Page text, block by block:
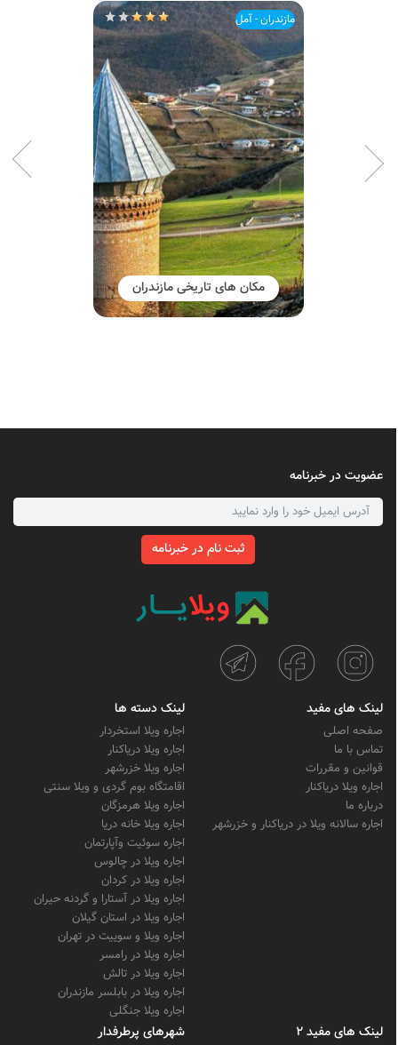
مازندران - آمل
مکان های تاریخی مازندران
عضویت در خبرنامه
ثبت نام در خبرنامه
لینک های مفید
صفحه اصلی
تماس با ما
قوانین و مقررات
اجاره ویلا دریاکنار
درباره ما
اجاره سالانه ویلا در دریاکنار و خزرشهر
لینک دسته ها
اجاره ویلا استخردار
اجاره ویلا دریاکنار
اجاره ویلا خزرشهر
اقامتگاه بوم گردی و ویلا سنتی
اجاره ویلا هرمزگان
اجاره ویلا خانه دریا
اجاره سوئیت وآپارتمان
اجاره ویلا در چالوس
اجاره ویلا در کردان
اجاره ویلا در آستارا و گردنه حیران
اجاره ویلا در استان گیلان
اجاره ویلا و سوییت در تهران
اجاره ویلا در رامسر
اجاره ویلا در تالش
اجاره ویلا در بابلسر مازندران
اجاره ویلا جنگلی
لینک های مفید 2 شهرهای پرطرفدار